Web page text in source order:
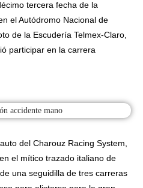
tercera fecha de la
el Autódromo Nacional de
de la Escudería Telmex-Claro,
participar en la carrera
del Charouz Racing System,
el mítico trazado italiano de
una seguidilla de tres carreras